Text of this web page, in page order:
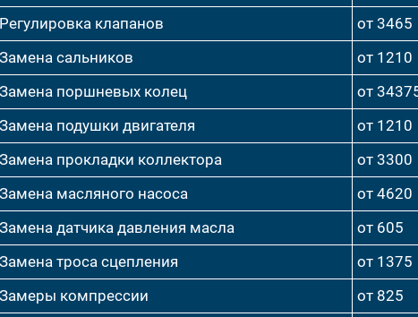
Регулировка клапанов
от 3465
Замена сальников
от 1210
Замена поршневых колец
от
Замена подушки двигателя
от 1210
Замена прокладки коллектора
от 3300
Замена масляного насоса
от 4620
Замена датчика давления масла
от 605
Замена троса сцепления
от 1375
Замеры компрессии
от 825